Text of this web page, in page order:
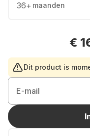
36+ maanden
€
Dit product is
E-mail